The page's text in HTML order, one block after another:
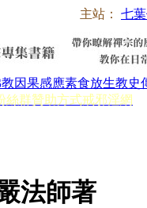
主站： 七
因果感應素食放生教史
絲群贊助方式戒邪淫網
法師著